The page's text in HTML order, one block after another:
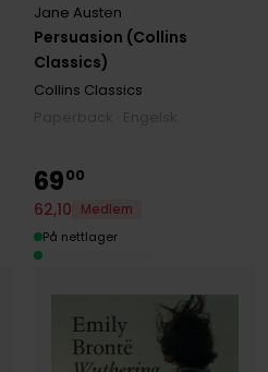
Persuasion (Collins
Classics)
Jane Austen
Collins Classics
6900
62,10
Medlem
På nettlager